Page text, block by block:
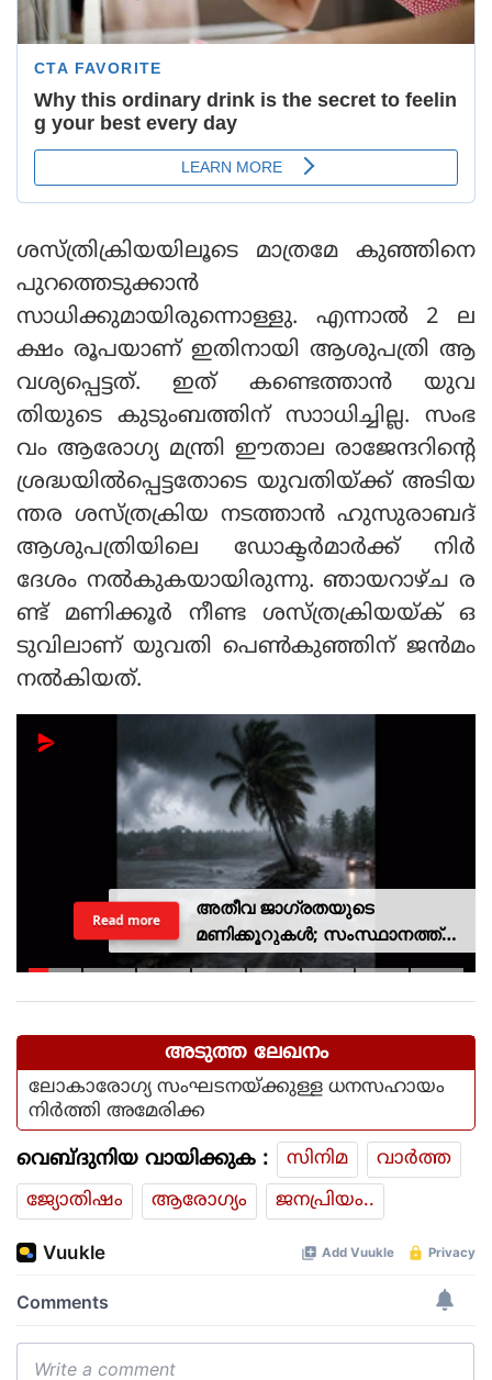
ശസ്ത്രിക്രിയയിലൂടെ മാത്രമേ കുഞ്ഞിനെ
പുറത്തെടുക്കാൻ
സാധിക്കുമായിരുന്നൊള്ളു. എന്നാൽ 2 ല
ക്ഷം രൂപയാണ് ഇതിനായി ആശുപത്രി ആ
വശ്യപ്പെട്ടത്. ഇത് കണ്ടെത്താൻ യുവ
തിയുടെ കുടുംബത്തിന് സാാധിച്ചില്ല. സംഭ
വം ആരോഗ്യ മന്ത്രി ഈതാല രാജേന്ദറിന്റെ
ശ്രദ്ധയിൽപ്പെട്ടതോടെ യുവതിയ്ക്ക് അടിയ
ന്തര ശസ്ത്രക്രിയ നടത്താൻ ഹുസുരാബദ്
ആശുപത്രിയിലെ ഡോക്ടർമാർക്ക് നിർ
ദേശം നൽകുകയായിരുന്നു. ഞായറാഴ്ച ര
ണ്ട് മണിക്കൂർ നീണ്ട ശസ്ത്രക്രിയയ്ക് ഒ
ടുവിലാണ് യുവതി പെൺകുഞ്ഞിന് ജൻമം
നൽകിയത്.
അതീവ ജാഗ്രതയുടെ
മണിക്കൂറുകൾ; സംസ്ഥാനത്ത്
റെഡ് അലർട്ട്, ശക്തമായ
Read more
അടുത്ത ലേഖനം
ലോകാരോഗ്യ സംഘടനയ്ക്കുള്ള ധനസഹായം
നിർത്തി അമേരിക്ക
വെബ്ദുനിയ വായിക്കുക : സിനിമ
വാര്‍ത്ത
ജ്യോതിഷം
ആരോഗ്യം ജനപ്രിയം..